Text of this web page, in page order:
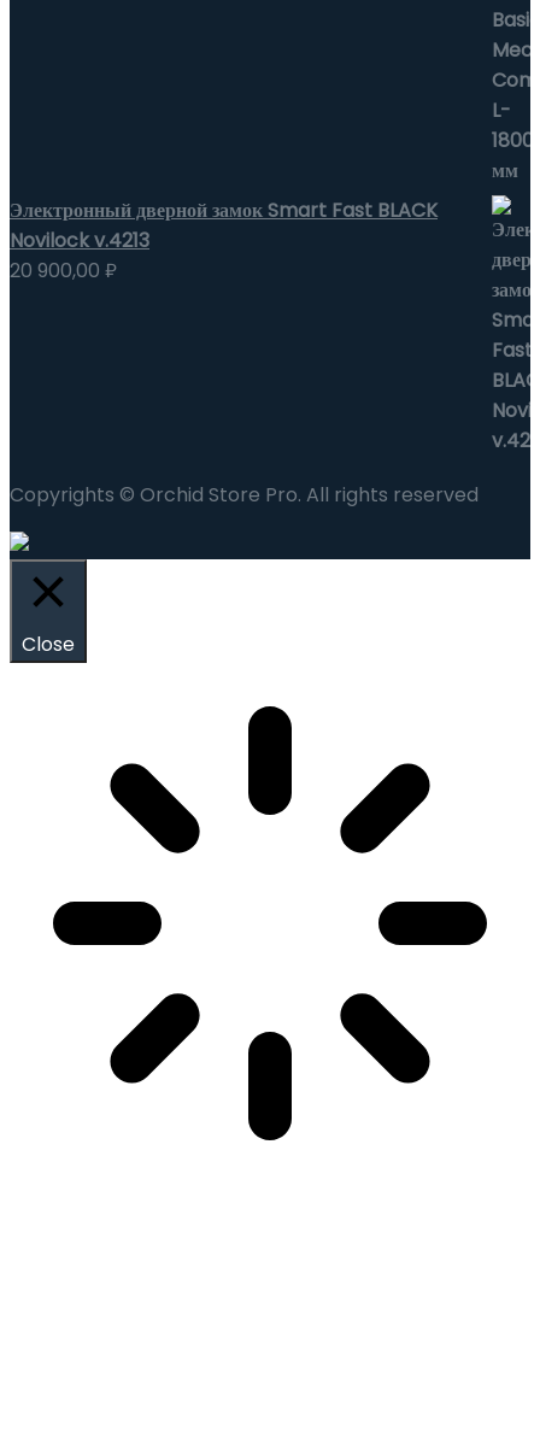
Электронный дверной замок Smart Fast BLACK
Novilock v.4213
20 900,00 ₽
Copyrights © Orchid Store Pro. All rights reserved
Close